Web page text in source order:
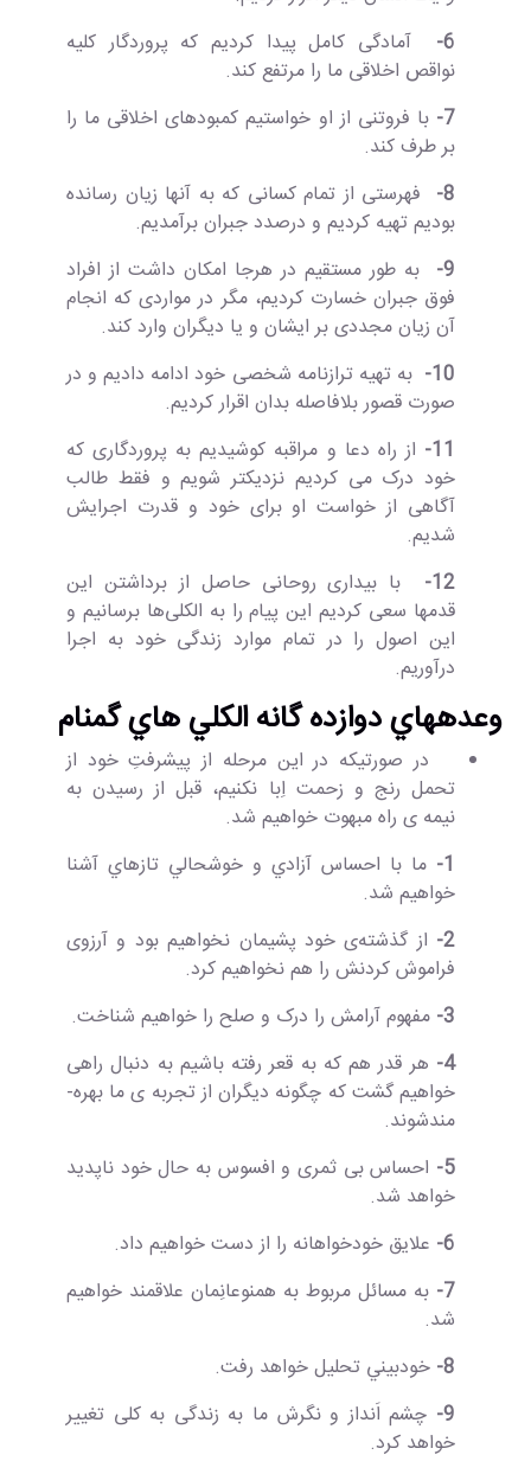
6-
آمادگی کامل پیدا کردیم که پروردگار کلیه
نواقص اخلاقی ما را مرتفع کند.
7- با فروتنی از او خواستیم کمبودهای اخلاقی ما را
بر طرف کند.
8-
فهرستی از تمام کسانی که به آنها زیان رسانده
بودیم تهیه کردیم و درصدد جبران برآمدیم.
9-
به طور مستقیم در هرجا امکان داشت از افراد
فوق جبران خسارت کردیم، مگر در مواردی که انجام
آن زیان مجددی بر ایشان و یا دیگران وارد کند.
10-
به تهیه ترازنامه شخصی خود ادامه دادیم و در
صورت قصور بلافاصله بدان اقرار کردیم.
11- از راه دعا و مراقبه کوشیدیم به پروردگاری که
خود درک می کردیم نزدیکتر شویم و فقط طالب
آگاهی از خواست او برای خود و قدرت اجرایش
شدیم.
12-
با بیداری روحانی حاصل از برداشتن این
قدمها سعی کردیم این پیام را به الکلی‌ها برسانیم و
این اصول را در تمام موارد زندگی خود به اجرا
درآوریم.
وعدههاي دوازده گانه الكلي هاي گمنام
در ﺻﻮرتی­که در اﻳﻦ ﻣﺮﺣﻠﻪ از پیشرفتِ ﺧﻮد از
تحمل رنج و زحمت اِبا نکنیم، قبل از رسیدن به
نیمه­ ی راه ﻣﺒﻬﻮت خواهیم شد.
1- ﻣﺎ ﺑﺎ اﺣﺴﺎس آزادي و ﺧﻮﺷﺤﺎﻟﻲ ﺗﺎزه­اي آﺷﻨﺎ
خواهیم شد.
2- از ﮔﺬﺷﺘﻪ­ی ﺧﻮد پشیمان نخواهیم بود و آرزوی
فراموش کردنش را هم نخواهیم کرد.
3- مفهوم آرامش را درک و صلح را خواهیم شناخت.
4- هر قدر هم که ﺑﻪ­ قعر رﻓﺘﻪ باشیم به­ دنبال راهی
خواهیم گشت که چگونه دیگران از تجربه­ ی ما بهره­
مند­شوند.
5- احساس بی ­ثمری و افسوس به حال خود ناپدید
خواهد شد.
6- علایق خودخواهانه را از دست خواهیم داد.
7- به مسائل مربوط به همنوعانِ­مان علاقمند خواهیم
شد.
8- ﺧﻮدﺑﻴﻨﻲ تحلیل خواهد رفت.
9- چشم­ اَنداز و نگرش ما به زندگی به کلی تغییر
خواهد کرد.